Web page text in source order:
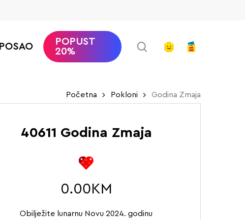
POSAO
POPUST
20%
searchaccount
Početna Pokloni Godina Zmaja
40611 Godina Zmaja
0.00 KM
Obilježite lunarnu Novu 2024. godinu